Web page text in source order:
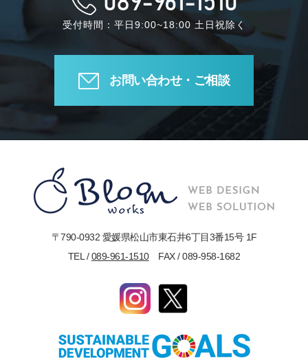
受付時間：平日9:00~18:00 土日祝除く
お問い合わせ・ご相談
〒790-0932 愛媛県松山市東石井6丁目3番15号 1F
TEL /089-961-1510FAX / 089-958-1682